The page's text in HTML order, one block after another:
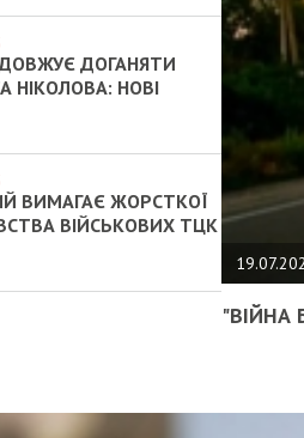
"ВІЙНА
ДОГАНЯТИ
НІКОЛОВА: НОВІ
ВИМАГАЄ ЖОРСТКОЇ
ВІЙСЬКОВИХ ТЦК